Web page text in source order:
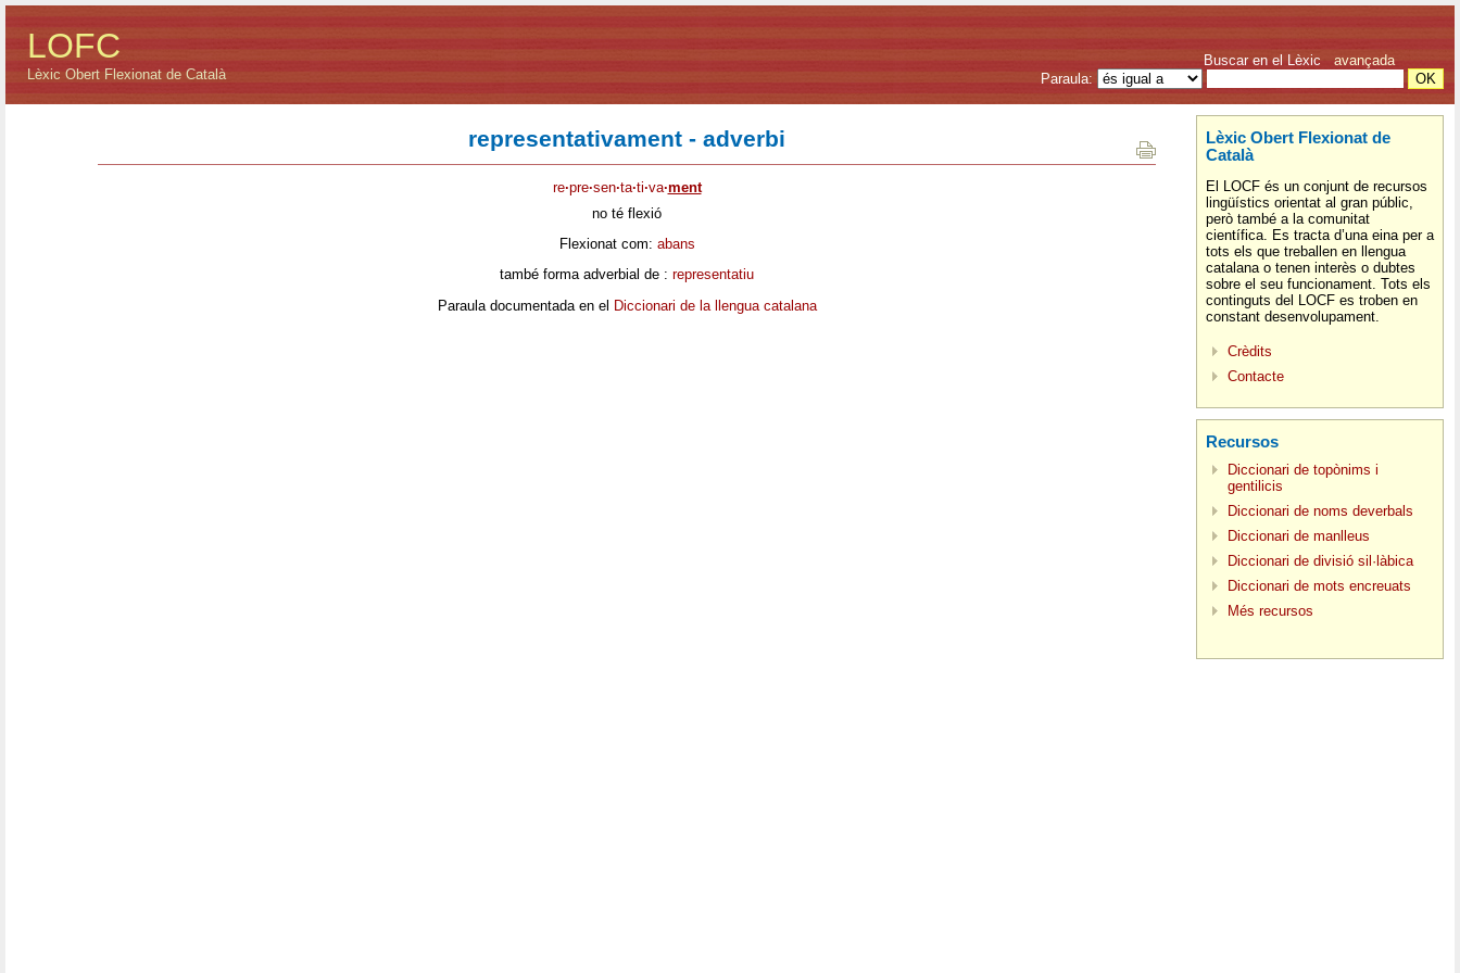
LOFC
Lèxic Obert Flexionat de Català
Buscar en el Lèxic avançada
Paraula:
representativament - adverbi
re·pre·sen·ta·ti·va·ment
no té flexió
Flexionat com: abans
també forma adverbial de : representatiu
Paraula documentada en el Diccionari de la llengua catalana
Lèxic Obert Flexionat de
Català
El LOCF és un conjunt de recursos
lingüístics orientat al gran públic,
però també a la comunitat
científica. Es tracta d’una eina per a
tots els que treballen en llengua
catalana o tenen interès o dubtes
sobre el seu funcionament. Tots els
continguts del LOCF es troben en
constant desenvolupament.
Crèdits
Contacte
Recursos
Diccionari de topònims i
gentilicis
Diccionari de noms deverbals
Diccionari de manlleus
Diccionari de divisió sil·làbica
Diccionari de mots encreuats
Més recursos